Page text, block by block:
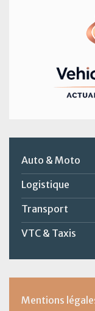
Auto & Moto
Logistique
Transport
VTC & Taxis
Mentions